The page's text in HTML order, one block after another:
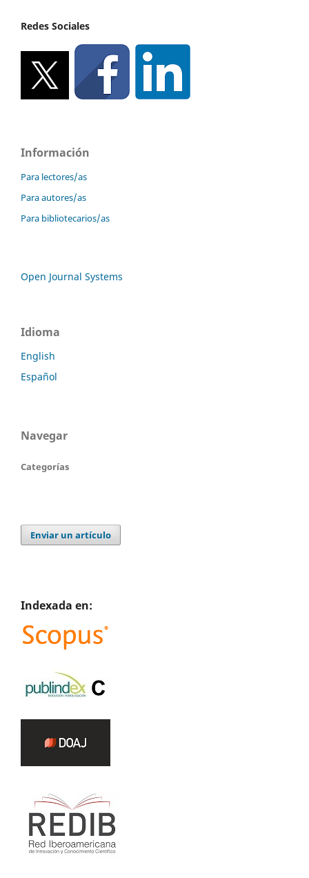
Redes Sociales
Información
Para lectores/as
Para autores/as
Para bibliotecarios/as
Open Journal Systems
Idioma
English
Español
Navegar
Categorías
Enviar un artículo
Indexada en: